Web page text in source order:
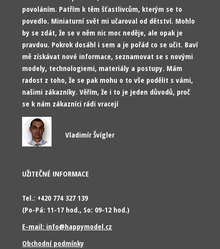
povoláním. Patřím k těm šťastlivcům, kterým se to
povedlo. Miniaturní svět mi učaroval od dětství. Mohlo
by se zdát, že se v něm nic moc neděje, ale opak je
pravdou. Pokrok dosáhl i sem a je pořád co se učit. Baví
mě získávat nové informace, seznamovat se s novými
modely, technologiemi, materiály a postupy. Mám
radost z toho, že se pak mohu o to vše podělit s vámi,
našimi zákazníky. Věřím, že i to je jeden důvodů, proč
se k nám zákazníci rádi vracejí
Vladimír Švígler
UŽITEČNÉ INFORMACE
Tel.: +420 774 327 139
(Po-Pá: 11-17 hod., So: 09-12 hod.)
E-mail: info@happymodel.cz
Obchodní podmínky